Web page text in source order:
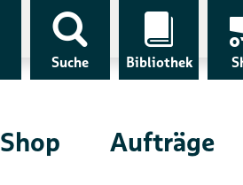
Suche Bibliothek
Shop Aufträge